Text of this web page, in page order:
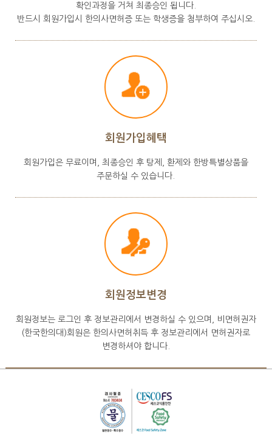
확인과정을 거쳐 최종승인 됩니다.
반드시 회원가입시 한의사면허증 또는 학생증을 첨부하여 주십시오.
회원가입혜택
회원가입은 무료이며, 최종승인 후 탕제, 환제와 한방특별상품을
주문하실 수 있습니다.
회원정보변경
회원정보는 로그인 후 정보관리에서 변경하실 수 있으며, 비면허권자
(한국한의대)회원은 한의사면허취득 후 정보관리에서 면허권자로
변경하셔야 합니다.